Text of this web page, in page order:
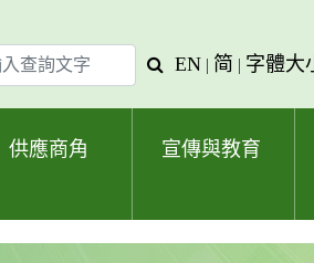
查
字
EN | 简 | 字體大
供應商角 宣傳與教育